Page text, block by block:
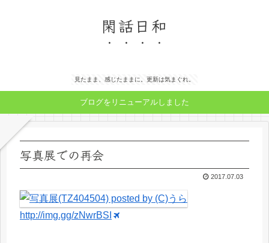
閑話日和
見たまま、感じたままに。更新は気まぐれ。
ブログをリニューアルしました
写真展での再会
2017.07.03
http://img.gg/zNwrBSI